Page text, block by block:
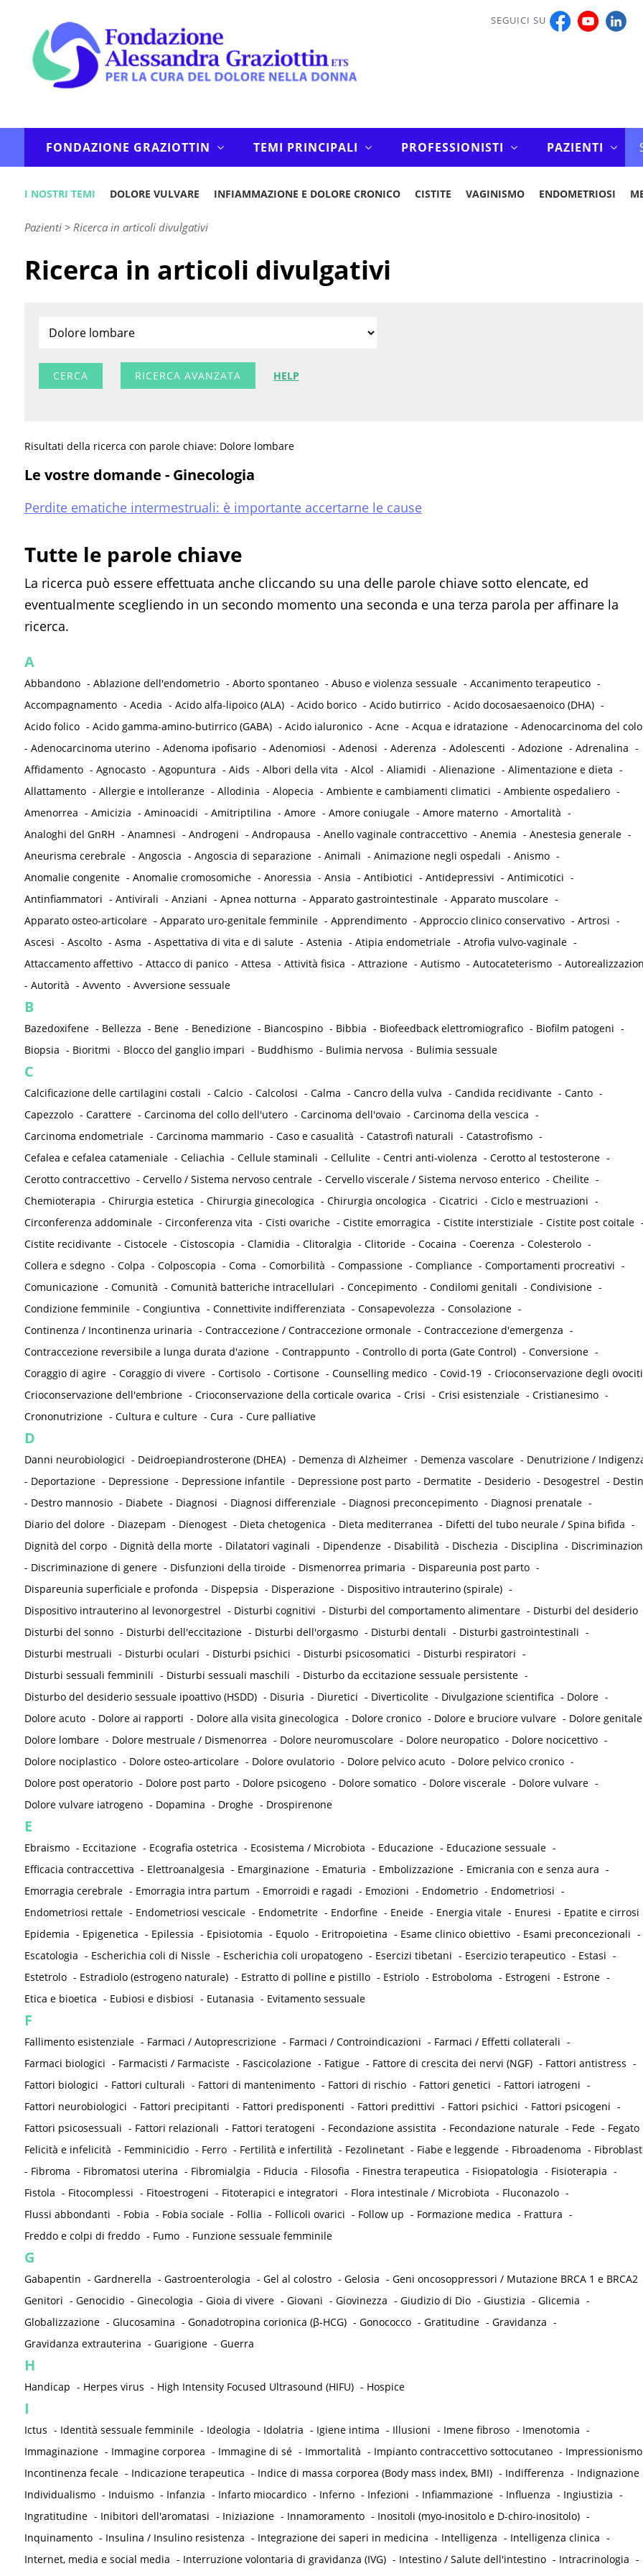
SEGUICI SU
FONDAZIONE GRAZIOTTIN TEMI PRINCIPALI PROFESSIONISTI PAZIENTI
I NOSTRI TEMI DOLORE VULVARE INFIAMMAZIONE E DOLORE CRONICO CISTITE VAGINISMO ENDOMETRIOSI
Pazienti> Ricerca in articoli divulgativi
Ricerca in articoli divulgativi
RICERCA AVANZATA HELP
Risultati della ricerca con parole chiave: Dolore lombare
Le vostre domande - Ginecologia
Perdite ematiche intermestruali: è importante accertarne le cause
Tutte le parole chiave
La ricerca può essere effettuata anche cliccando su una delle parole chiave sotto elencate, ed
eventualmente scegliendo in un secondo momento una seconda e una terza parola per affinare la
ricerca.
A
Abbandono - Ablazione dell'endometrio - Aborto spontaneo - Abuso e violenza sessuale - Accanimento terapeutico -
Accompagnamento - Acedia - Acido alfa-lipoico (ALA) - Acido borico - Acido butirrico - Acido docosaesaenoico (DHA) -
Acido folico - Acido gamma-amino-butirrico (GABA) - Acido ialuronico - Acne - Acqua e idratazione - Adenocarcinoma del
- Adenocarcinoma uterino - Adenoma ipofisario - Adenomiosi - Adenosi - Aderenza - Adolescenti - Adozione - Adrenalina -
Affidamento - Agnocasto - Agopuntura - Aids - Albori della vita - Alcol - Aliamidi - Alienazione - Alimentazione e dieta -
Allattamento - Allergie e intolleranze - Allodinia - Alopecia - Ambiente e cambiamenti climatici - Ambiente ospedaliero -
Amenorrea - Amicizia - Aminoacidi - Amitriptilina - Amore - Amore coniugale - Amore materno - Amortalità -
Analoghi del GnRH - Anamnesi - Androgeni - Andropausa - Anello vaginale contraccettivo - Anemia - Anestesia generale -
Aneurisma cerebrale - Angoscia - Angoscia di separazione - Animali - Animazione negli ospedali - Anismo -
Anomalie congenite - Anomalie cromosomiche - Anoressia - Ansia - Antibiotici - Antidepressivi - Antimicotici -
Antinfiammatori - Antivirali - Anziani - Apnea notturna - Apparato gastrointestinale - Apparato muscolare -
Apparato osteo-articolare - Apparato uro-genitale femminile - Apprendimento - Approccio clinico conservativo - Artrosi -
Ascesi - Ascolto - Asma - Aspettativa di vita e di salute - Astenia - Atipia endometriale - Atrofia vulvo-vaginale -
Attaccamento affettivo - Attacco di panico - Attesa - Attività fisica - Attrazione - Autismo - Autocateterismo -
- Autorità - Avvento - Avversione sessuale
B
Bazedoxifene - Bellezza - Bene - Benedizione - Biancospino - Bibbia - Biofeedback elettromiografico - Biofilm patogeni -
Biopsia - Bioritmi - Blocco del ganglio impari - Buddhismo - Bulimia nervosa - Bulimia sessuale
C
Calcificazione delle cartilagini costali - Calcio - Calcolosi - Calma - Cancro della vulva - Candida recidivante - Canto -
Capezzolo - Carattere - Carcinoma del collo dell'utero - Carcinoma dell'ovaio - Carcinoma della vescica -
Carcinoma endometriale - Carcinoma mammario - Caso e casualità - Catastrofi naturali - Catastrofismo -
Cefalea e cefalea catameniale - Celiachia - Cellule staminali - Cellulite - Centri anti-violenza - Cerotto al testosterone -
Cerotto contraccettivo - Cervello / Sistema nervoso centrale - Cervello viscerale / Sistema nervoso enterico - Cheilite -
Chemioterapia - Chirurgia estetica - Chirurgia ginecologica - Chirurgia oncologica - Cicatrici - Ciclo e mestruazioni -
Circonferenza addominale - Circonferenza vita - Cisti ovariche - Cistite emorragica - Cistite interstiziale - Cistite post coitale -
Cistite recidivante - Cistocele - Cistoscopia - Clamidia - Clitoralgia - Clitoride - Cocaina - Coerenza - Colesterolo -
Collera e sdegno - Colpa - Colposcopia - Coma - Comorbilità - Compassione - Compliance - Comportamenti procreativi -
Comunicazione - Comunità - Comunità batteriche intracellulari - Concepimento - Condilomi genitali - Condivisione -
Condizione femminile - Congiuntiva - Connettivite indifferenziata - Consapevolezza - Consolazione -
Continenza / Incontinenza urinaria - Contraccezione / Contraccezione ormonale - Contraccezione d'emergenza -
Contraccezione reversibile a lunga durata d'azione - Contrappunto - Controllo di porta (Gate Control) - Conversione -
Coraggio di agire - Coraggio di vivere - Cortisolo - Cortisone - Counselling medico - Covid-19 - Crioconservazione degli ovociti
Crioconservazione dell'embrione - Crioconservazione della corticale ovarica - Crisi - Crisi esistenziale - Cristianesimo -
Crononutrizione - Cultura e culture - Cura - Cure palliative
D
Danni neurobiologici - Deidroepiandrosterone (DHEA) - Demenza di Alzheimer - Demenza vascolare - Denutrizione /
- Deportazione - Depressione - Depressione infantile - Depressione post parto - Dermatite - Desiderio - Desogestrel -
- Destro mannosio - Diabete - Diagnosi - Diagnosi differenziale - Diagnosi preconcepimento - Diagnosi prenatale -
Diario del dolore - Diazepam - Dienogest - Dieta chetogenica - Dieta mediterranea - Difetti del tubo neurale / Spina bifida -
Dignità del corpo - Dignità della morte - Dilatatori vaginali - Dipendenze - Disabilità - Dischezia - Disciplina -
- Discriminazione di genere - Disfunzioni della tiroide - Dismenorrea primaria - Dispareunia post parto -
Dispareunia superficiale e profonda - Dispepsia - Disperazione - Dispositivo intrauterino (spirale) -
Dispositivo intrauterino al levonorgestrel - Disturbi cognitivi - Disturbi del comportamento alimentare - Disturbi del desiderio
Disturbi del sonno - Disturbi dell'eccitazione - Disturbi dell'orgasmo - Disturbi dentali - Disturbi gastrointestinali -
Disturbi mestruali - Disturbi oculari - Disturbi psichici - Disturbi psicosomatici - Disturbi respiratori -
Disturbi sessuali femminili - Disturbi sessuali maschili - Disturbo da eccitazione sessuale persistente -
Disturbo del desiderio sessuale ipoattivo (HSDD) - Disuria - Diuretici - Diverticolite - Divulgazione scientifica - Dolore -
Dolore acuto - Dolore ai rapporti - Dolore alla visita ginecologica - Dolore cronico - Dolore e bruciore vulvare - Dolore genitale
Dolore lombare - Dolore mestruale / Dismenorrea - Dolore neuromuscolare - Dolore neuropatico - Dolore nocicettivo -
Dolore nociplastico - Dolore osteo-articolare - Dolore ovulatorio - Dolore pelvico acuto - Dolore pelvico cronico -
Dolore post operatorio - Dolore post parto - Dolore psicogeno - Dolore somatico - Dolore viscerale - Dolore vulvare -
Dolore vulvare iatrogeno - Dopamina - Droghe - Drospirenone
E
Ebraismo - Eccitazione - Ecografia ostetrica - Ecosistema / Microbiota - Educazione - Educazione sessuale -
Efficacia contraccettiva - Elettroanalgesia - Emarginazione - Ematuria - Embolizzazione - Emicrania con e senza aura -
Emorragia cerebrale - Emorragia intra partum - Emorroidi e ragadi - Emozioni - Endometrio - Endometriosi -
Endometriosi rettale - Endometriosi vescicale - Endometrite - Endorfine - Eneide - Energia vitale - Enuresi - Epatite e cirrosi
Epidemia - Epigenetica - Epilessia - Episiotomia - Equolo - Eritropoietina - Esame clinico obiettivo - Esami preconcezionali -
Escatologia - Escherichia coli di Nissle - Escherichia coli uropatogeno - Esercizi tibetani - Esercizio terapeutico - Estasi -
Estetrolo - Estradiolo (estrogeno naturale) - Estratto di polline e pistillo - Estriolo - Estroboloma - Estrogeni - Estrone -
Etica e bioetica - Eubiosi e disbiosi - Eutanasia - Evitamento sessuale
F
Fallimento esistenziale - Farmaci / Autoprescrizione - Farmaci / Controindicazioni - Farmaci / Effetti collaterali -
Farmaci biologici - Farmacisti / Farmaciste - Fascicolazione - Fatigue - Fattore di crescita dei nervi (NGF) - Fattori antistress -
Fattori biologici - Fattori culturali - Fattori di mantenimento - Fattori di rischio - Fattori genetici - Fattori iatrogeni -
Fattori neurobiologici - Fattori precipitanti - Fattori predisponenti - Fattori predittivi - Fattori psichici - Fattori psicogeni -
Fattori psicosessuali - Fattori relazionali - Fattori teratogeni - Fecondazione assistita - Fecondazione naturale - Fede - Fegato
Felicità e infelicità - Femminicidio - Ferro - Fertilità e infertilità - Fezolinetant - Fiabe e leggende - Fibroadenoma -
- Fibroma - Fibromatosi uterina - Fibromialgia - Fiducia - Filosofia - Finestra terapeutica - Fisiopatologia - Fisioterapia -
Fistola - Fitocomplessi - Fitoestrogeni - Fitoterapici e integratori - Flora intestinale / Microbiota - Fluconazolo -
Flussi abbondanti - Fobia - Fobia sociale - Follia - Follicoli ovarici - Follow up - Formazione medica - Frattura -
Freddo e colpi di freddo - Fumo - Funzione sessuale femminile
G
Gabapentin - Gardnerella - Gastroenterologia - Gel al colostro - Gelosia - Geni oncosoppressori / Mutazione BRCA 1 e BRCA2
Genitori - Genocidio - Ginecologia - Gioia di vivere - Giovani - Giovinezza - Giudizio di Dio - Giustizia - Glicemia -
Globalizzazione - Glucosamina - Gonadotropina corionica (β-HCG) - Gonococco - Gratitudine - Gravidanza -
Gravidanza extrauterina - Guarigione - Guerra
H
Handicap - Herpes virus - High Intensity Focused Ultrasound (HIFU) - Hospice
I
Ictus - Identità sessuale femminile - Ideologia - Idolatria - Igiene intima - Illusioni - Imene fibroso - Imenotomia -
Immaginazione - Immagine corporea - Immagine di sé - Immortalità - Impianto contraccettivo sottocutaneo - Impressionismo
Incontinenza fecale - Indicazione terapeutica - Indice di massa corporea (Body mass index, BMI) - Indifferenza - Indignazione
Individualismo - Induismo - Infanzia - Infarto miocardico - Inferno - Infezioni - Infiammazione - Influenza - Ingiustizia -
Ingratitudine - Inibitori dell'aromatasi - Iniziazione - Innamoramento - Inositoli (myo-inositolo e D-chiro-inositolo) -
Inquinamento - Insulina / Insulino resistenza - Integrazione dei saperi in medicina - Intelligenza - Intelligenza clinica -
Internet, media e social media - Interruzione volontaria di gravidanza (IVG) - Intestino / Salute dell'intestino - Intracrinologia -